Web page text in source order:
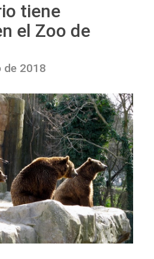
tiene
el Zoo de
de 2018